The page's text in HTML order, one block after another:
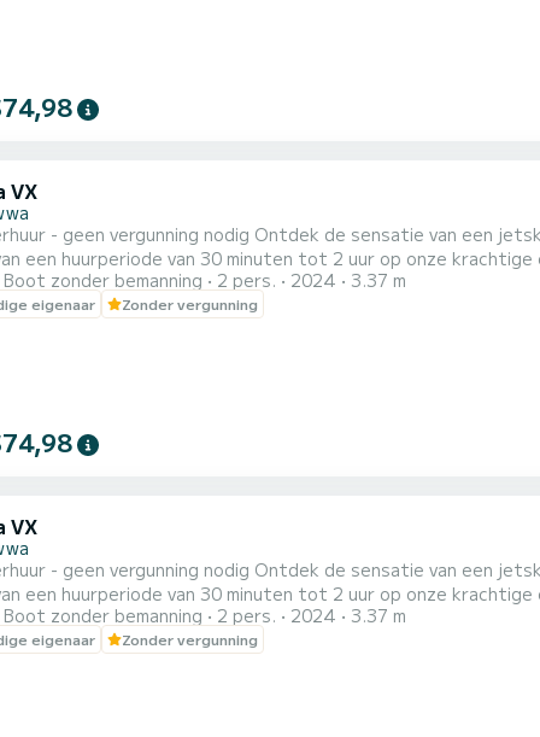
VX
- geen vergunning nodig Ontdek de sensatie van een
een huurperiode van 30 minuten tot 2 uur op onze
adrenalinekick of een leuke activiteit om uw dag te
voor iedereen. Duur: huur van 30 minuten tot 2 uur Locatie:
Boot zonder bemanning 2 pers. 2024 3.37 m
eigenaar Zonder vergunning
VX
- geen vergunning nodig Ontdek de sensatie van een
een huurperiode van 30 minuten tot 2 uur op onze
adrenalinekick of een leuke activiteit om uw dag te
voor iedereen. Duur: huur van 30 minuten tot 2 uur Locatie:
Boot zonder bemanning 2 pers. 2024 3.37 m
eigenaar Zonder vergunning